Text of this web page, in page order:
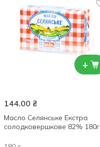
+
144.00 ₴
Масло Селянське Екстра
солодковершкове 82% 180г